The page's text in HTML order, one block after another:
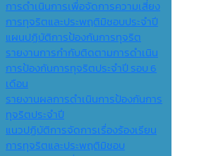
การดำเนินการเพื่อจัดการความเสี่ยง
การทุจริตและประพฤติมิชอบประจำปี
แผนปฏิบัติการป้องกันการทุจริต
รายงานการกำกับติดตามการดำเนิน
การป้องกันการทุจริตประจำปี รอบ 6
เดือน
รายงานผลการดำเนินการป้องกันการ
ทุจริตประจำปี
แนวปฏิบัติการจัดการเรื่องร้องเรียน
การทุจริตและประพฤติมิชอบ